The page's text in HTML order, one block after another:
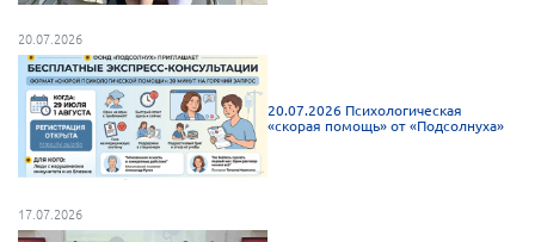
Республика Бурятия
Республика Карелия
Республика Калмыкия
Республика Хакасия
Ростовская область
20.07.2026
20.07.2026 Психологическая
«скорая помощь» от «Подсолнуха»
17.07.2026